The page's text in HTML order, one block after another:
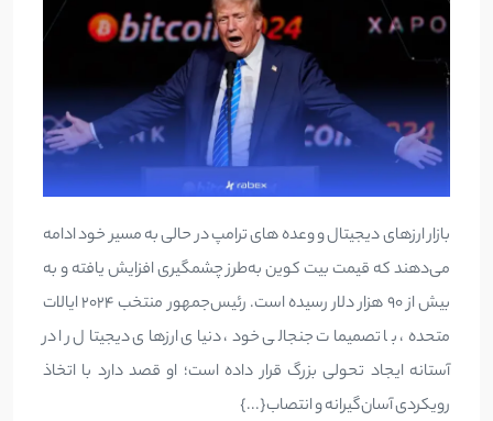
بازار ارزهای دیجیتال و وعده های ترامپ در حالی به مسیر خود ادامه
می‌دهند که قیمت بیت کوین به‌طرز چشمگیری افزایش یافته و به
بیش از 90 هزار دلار رسیده است. رئیس‌جمهور منتخب 2024 ایالات
متحده، با تصمیمات جنجالی خود، دنیای ارزهای دیجیتال را در
آستانه ایجاد تحولی بزرگ قرار داده است؛ او قصد دارد با اتخاذ
رویکردی آسان‌گیرانه و انتصاب{...}